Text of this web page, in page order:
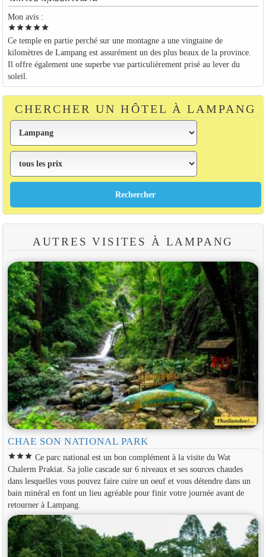
Mon avis :
starstarstarstarstar
Ce temple en partie perché sur une montagne a une vingtaine de
kilomètres de Lampang est assurément un des plus beaux de la province.
Il offre également une superbe vue particulièrement prisé au lever du
soleil.
CHERCHER UN HÔTEL À LAMPANG
AUTRES VISITES À LAMPANG
CHAE SON NATIONAL PARK
starstarstar Ce parc national est un bon complément à la visite du Wat
Chalerm Prakiat. Sa jolie cascade sur 6 niveaux et ses sources chaudes
dans lesquelles vous pouvez faire cuire un oeuf et vous détendre dans un
bain minéral en font un lieu agréable pour finir votre journée avant de
retourner à Lampang.